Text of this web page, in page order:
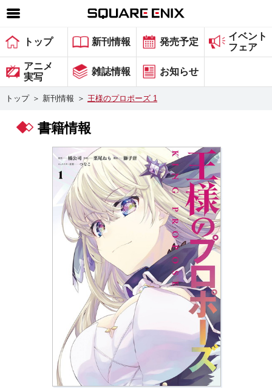
SQUARE ENIX 公式サイトメニュー
ゲーム
マガジン＆ブックス
グッズ
会社情報 採用情報
スクウェア・エニックス サイト内検索
トップ 新刊情報 発売予定
イベント
フェア
アニメ
実写
雑誌情報 お知らせ
トップ ＞ 新刊情報 ＞ 王様のプロポーズ 1
書籍情報